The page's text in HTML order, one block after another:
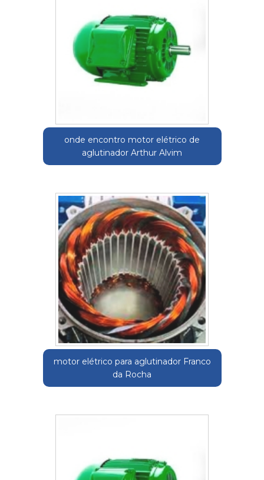
onde encontro motor elétrico de
aglutinador Arthur Alvim
motor elétrico para aglutinador Franco
da Rocha